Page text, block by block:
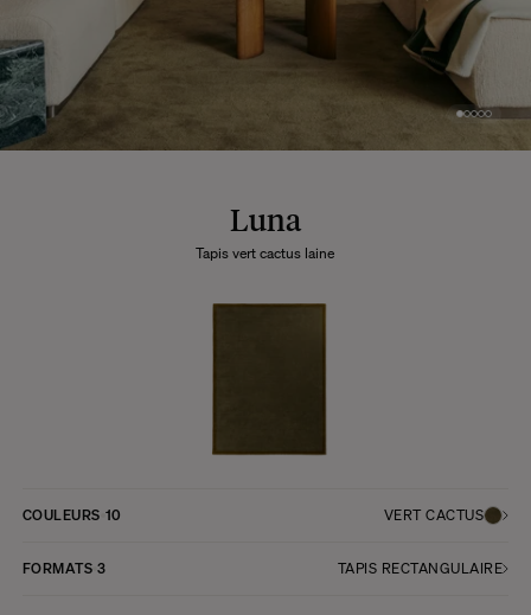
Luna
Tapis vert cactus laine
COULEURS 10 VERT CACTUS
FORMATS 3 TAPIS RECTANGULAIRE